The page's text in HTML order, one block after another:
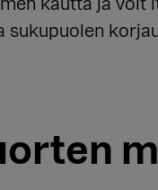
kautta ja voit
sukupuolen